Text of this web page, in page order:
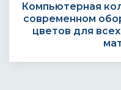
Компьютерная
современном
цветов для